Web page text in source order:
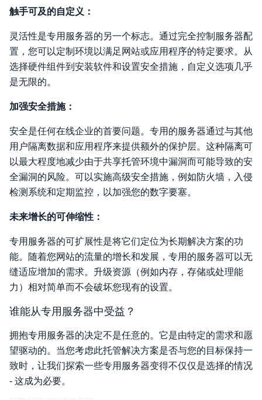
触手可及的自定义：
灵活性是专用服务器的另一个标志。通过完全控制服务器配
置，您可以定制环境以满足网站或应用程序的特定要求。从
选择硬件组件到安装软件和设置安全措施，自定义选项几乎
是无限的。
加强安全措施：
安全是任何在线企业的首要问题。专用的服务器通过与其他
用户隔离数据和应用程序来提供额外的保护层。这种隔离可
以最大程度地减少由于共享托管环境中漏洞而可能导致的安
全漏洞的风险。可以实施高级安全措施，例如防火墙，入侵
检测系统和定期监控，以加强您的数字要塞。
未来增长的可伸缩性：
专用服务器的可扩展性是将它们定位为长期解决方案的功
能。随着您网站的流量的增长和发展，专用的服务器可以无
缝适应增加的需求。升级资源（例如内存，存储或处理能
力）相对简单而不会破坏您现有的设置。
谁能从专用服务器中受益？
拥抱专用服务器的决定不是任意的。它是由特定的需求和愿
望驱动的。当您考虑此托管解决方案是否与您的目标保持一
致时，让我们探索一些专用服务器变得不仅仅是选择的情况
- 这成为必要。